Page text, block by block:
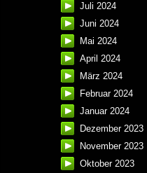
Juli 2024
Juni 2024
Mai 2024
April 2024
März 2024
Februar 2024
Januar 2024
Dezember 2023
November 2023
Oktober 2023